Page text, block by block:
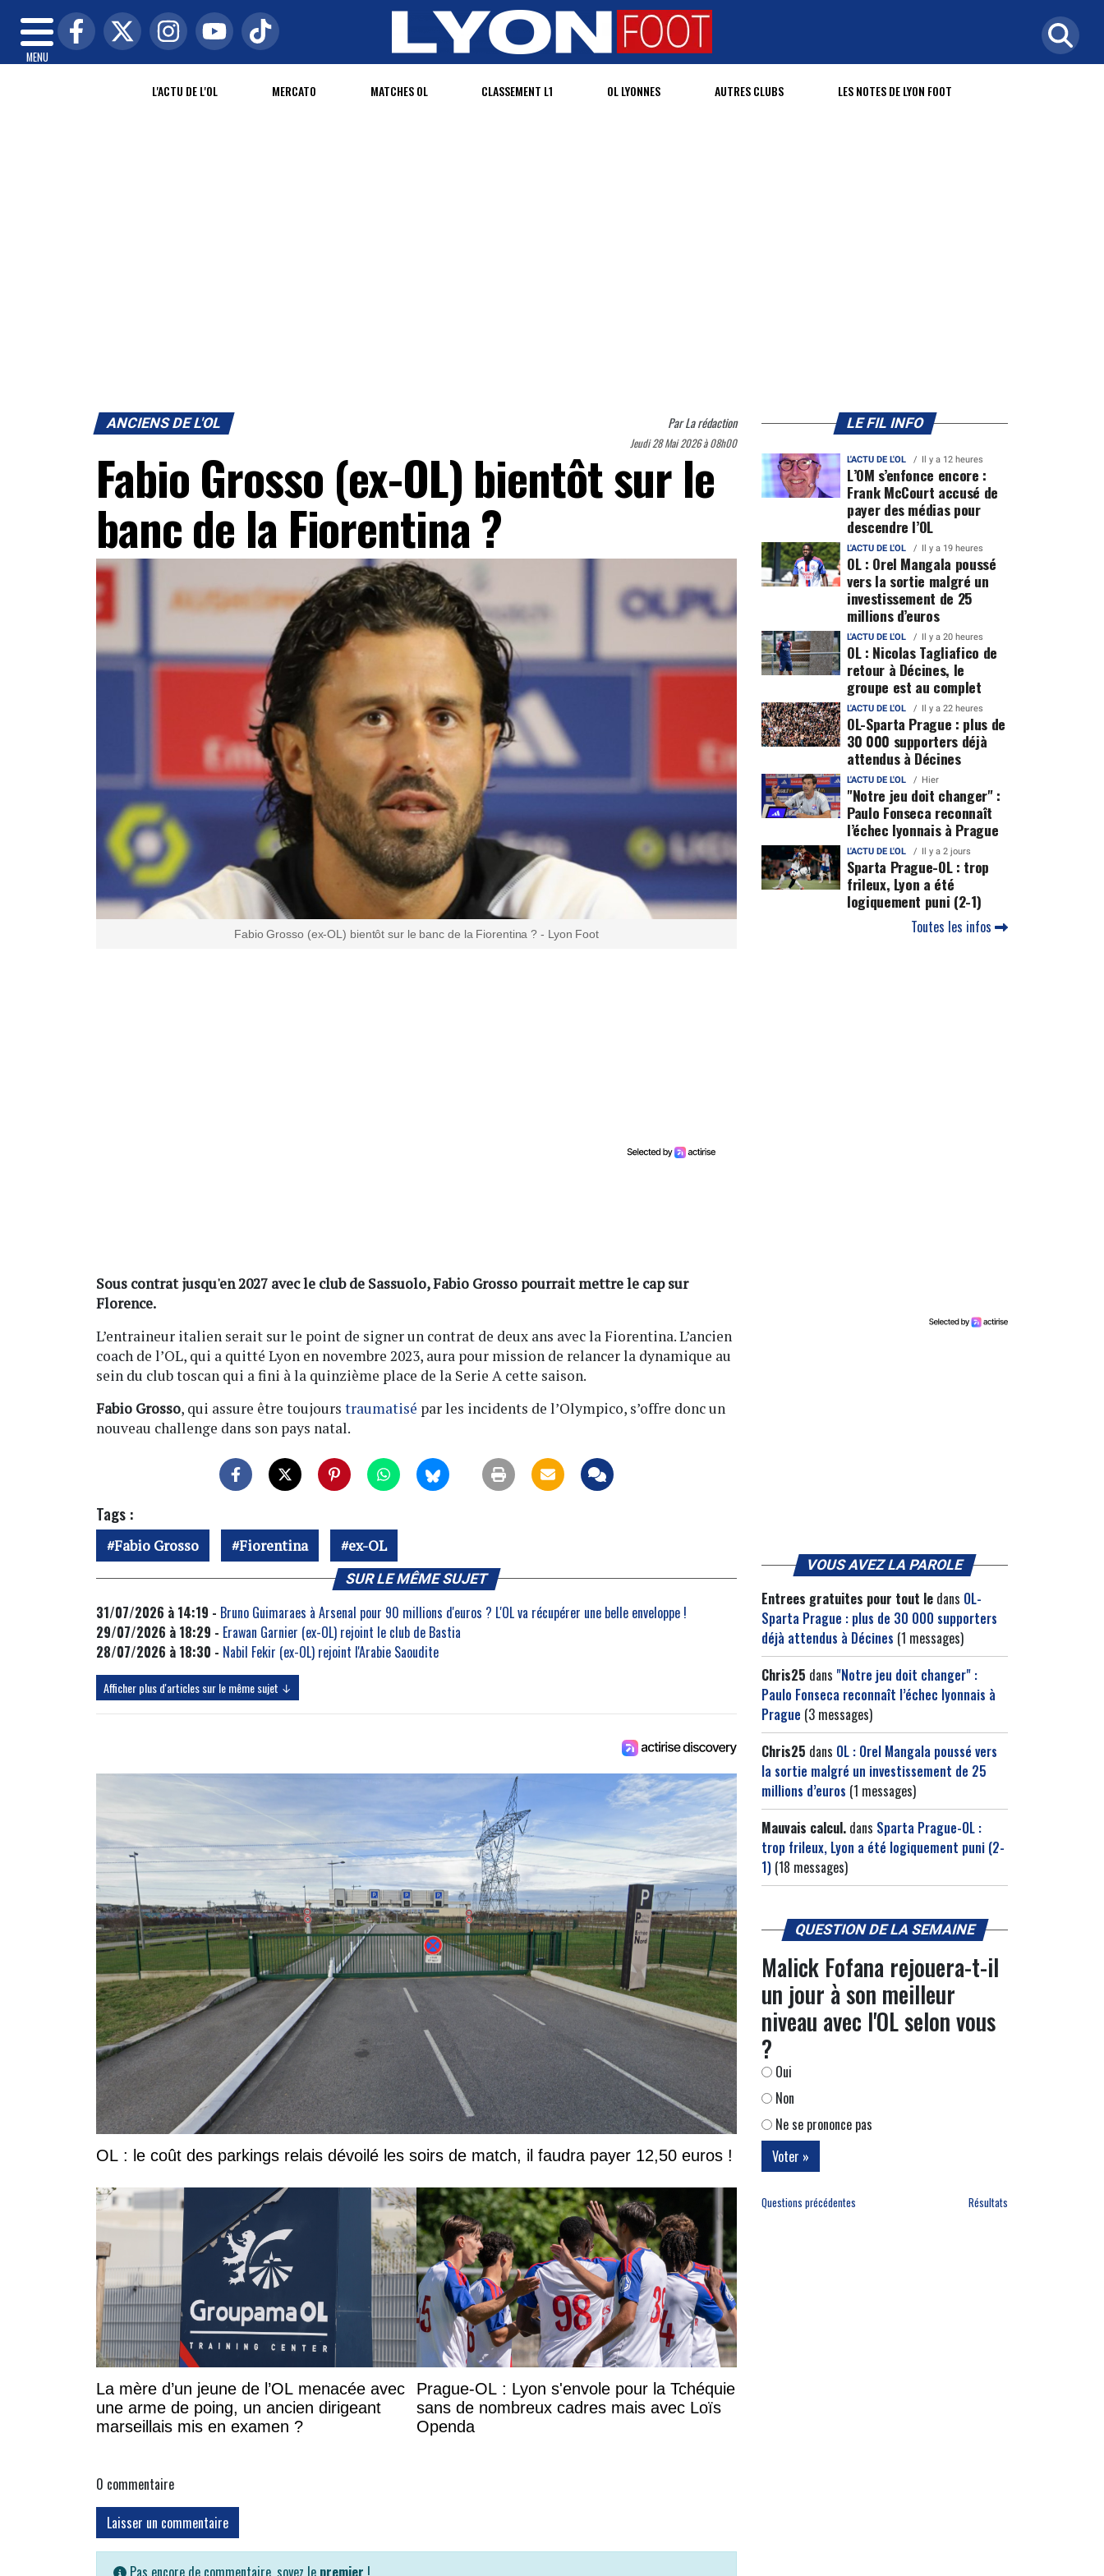
MENU
L'ACTU DE L'OL MERCATO MATCHES OL CLASSEMENT L1 OL LYONNES AUTRES CLUBS LES NOTES DE LYON FOOT
ANCIENS DE L'OL ParLa rédaction
Jeudi 28 Mai 2026 à 08h00
Fabio Grosso (ex-OL) bientôt sur le
banc de la Fiorentina ?
Fabio Grosso (ex-OL) bientôt sur le banc de la Fiorentina ? - Lyon Foot
Sous contrat jusqu'en 2027 avec le club de Sassuolo, Fabio Grosso pourrait mettre le cap sur
Florence.
L’entraineur italien serait sur le point de signer un contrat de deux ans avec la Fiorentina. L’ancien
coach de l’OL, qui a quitté Lyon en novembre 2023, aura pour mission de relancer la dynamique au
sein du club toscan qui a fini à la quinzième place de la Serie A cette saison.
Fabio Grosso, qui assure être toujours traumatisé par les incidents de l’Olympico, s’offre donc un
nouveau challenge dans son pays natal.
Tags :
Fabio Grosso Fiorentina ex-OL
SUR LE MÊME SUJET
31/07/2026 à 14:19 - Bruno Guimaraes à Arsenal pour 90 millions d'euros ? L'OL va récupérer une belle enveloppe !
29/07/2026 à 18:29 - Erawan Garnier (ex-OL) rejoint le club de Bastia
28/07/2026 à 18:30 - Nabil Fekir (ex-OL) rejoint l'Arabie Saoudite
Afficher plus d'articles sur le même sujet ↓
OL : le coût des parkings relais dévoilé les soirs de match, il faudra payer 12,50 euros !
La mère d’un jeune de l’OL menacée avec
une arme de poing, un ancien dirigeant
marseillais mis en examen ?
Prague-OL : Lyon s'envole pour la Tchéquie
sans de nombreux cadres mais avec Loïs
Openda
0 commentaire
Laisser un commentaire
Pas encore de commentaire, soyez le premier !
LE FIL INFO
L'ACTU DE L'OL Il y a 12 heures
L’OM s’enfonce encore :
Frank McCourt accusé de
payer des médias pour
descendre l’OL
L'ACTU DE L'OL Il y a 19 heures
OL : Orel Mangala poussé
vers la sortie malgré un
investissement de 25
millions d’euros
L'ACTU DE L'OL Il y a 20 heures
OL : Nicolas Tagliafico de
retour à Décines, le
groupe est au complet
L'ACTU DE L'OL Il y a 22 heures
OL-Sparta Prague : plus de
30 000 supporters déjà
attendus à Décines
L'ACTU DE L'OL Hier
"Notre jeu doit changer" :
Paulo Fonseca reconnaît
l’échec lyonnais à Prague
L'ACTU DE L'OL Il y a 2 jours
Sparta Prague-OL : trop
frileux, Lyon a été
logiquement puni (2-1)
Toutes les infos
VOUS AVEZ LA PAROLE
Entrees gratuites pour tout le dans OL-
Sparta Prague : plus de 30 000 supporters
déjà attendus à Décines (1 messages)
Chris25 dans "Notre jeu doit changer" :
Paulo Fonseca reconnaît l’échec lyonnais à
Prague (3 messages)
Chris25 dans OL : Orel Mangala poussé vers
la sortie malgré un investissement de 25
millions d’euros (1 messages)
Mauvais calcul. dans Sparta Prague-OL :
trop frileux, Lyon a été logiquement puni (2-
1) (18 messages)
QUESTION DE LA SEMAINE
Malick Fofana rejouera-t-il
un jour à son meilleur
niveau avec l'OL selon vous
?
Oui
Non
Ne se prononce pas
Questions précédentes Résultats